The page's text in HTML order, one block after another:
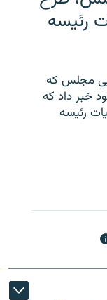
رئیسه
مجلس که
خبر داد که
۹۰ امضا به هیات رئیسه